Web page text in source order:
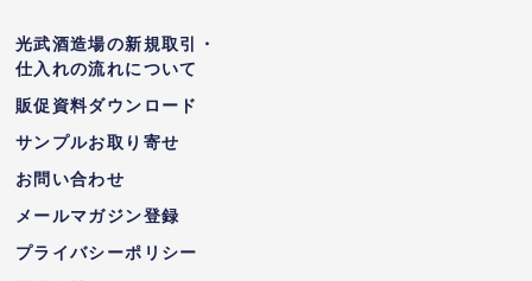
光武酒造場の新規取引・
仕入れの流れについて
販促資料ダウンロード
サンプルお取り寄せ
お問い合わせ
メールマガジン登録
プライバシーポリシー